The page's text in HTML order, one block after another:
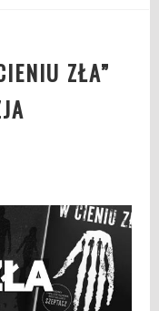
ZŁA”